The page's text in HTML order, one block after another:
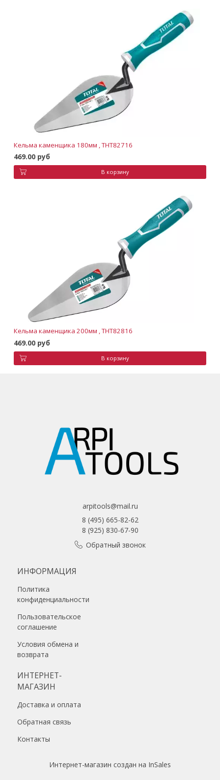
Кельма каменщика 180мм , THT82716
469.00 руб
В корзину
Кельма каменщика 200мм , THT82816
469.00 руб
В корзину
arpitools@mail.ru
8 (495) 665-82-62
8 (925) 830-67-90
Обратный звонок
ИНФОРМАЦИЯ
Политика
конфиденциальности
Пользовательское
соглашение
Условия обмена и
возврата
ИНТЕРНЕТ-
МАГАЗИН
Доставка и оплата
Обратная связь
Контакты
Интернет-магазин создан на InSales